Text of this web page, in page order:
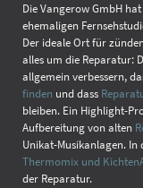
Die Vangerow GmbH
ehemaligen
Der ideale Ort für
alles um die Reparatur:
allgemein verbessern,
finden und dass
bleiben. Ein Highlight-
Aufbereitung von alten
Unikat-Musikanlagen.
Thermomix und
der Reparatur.